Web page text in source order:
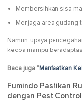
Membersihkan sisa
Menjaga area gudang
Namun, upaya
kecoa mampu
Baca juga “Manfaatkan
Fumindo Pastikan
dengan Pest